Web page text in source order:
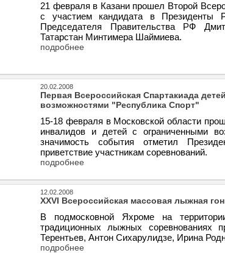
21 февраля в Казани прошел Второй
с участием кандидата в Президенты
Председателя Правительства РФ
Татарстан Минтимера Шаймиева.
подробнее
20.02.2008
Первая Всероссийская Спартакиада
возможностями "Республика Спорт"
15-18 февраля в Московской области
инвалидов и детей с ограниченными
значимость события отметил
приветствие участникам соревнований.
подробнее
12.02.2008
XXVI Всероссийская массовая лыжная
В подмосковной Яхроме на
традиционных лыжных соревнованиях
Терентьев, Антон Сихарулидзе, Ирина
подробнее